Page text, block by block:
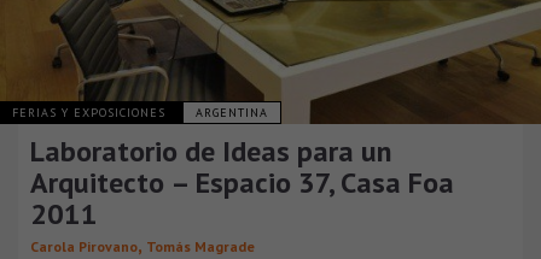
FERIAS Y EXPOSICIONES ARGENTINA
Laboratorio de Ideas para un
Arquitecto – Espacio 37, Casa Foa
2011
Carola Pirovano, Tomás Magrade